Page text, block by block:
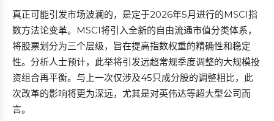
真正可能引发市场波澜的，是定于2026年5月进行的MSCI指
数方法论变革。MSCI将引入全新的自由流通市值分类体系，
将股票划分为三个层级，旨在提高指数权重的精确性和稳定
性。分析人士预计，此举将引发远超常规季度调整的大规模投
资组合再平衡。与上一次仅涉及45只成分股的调整相比，此
次改革的影响将更为深远，尤其是对英伟达等超大型公司而
言。